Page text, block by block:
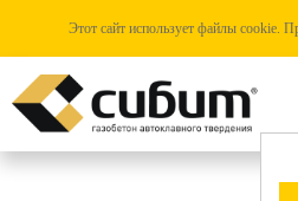
Этот сайт использует файлы cookie.